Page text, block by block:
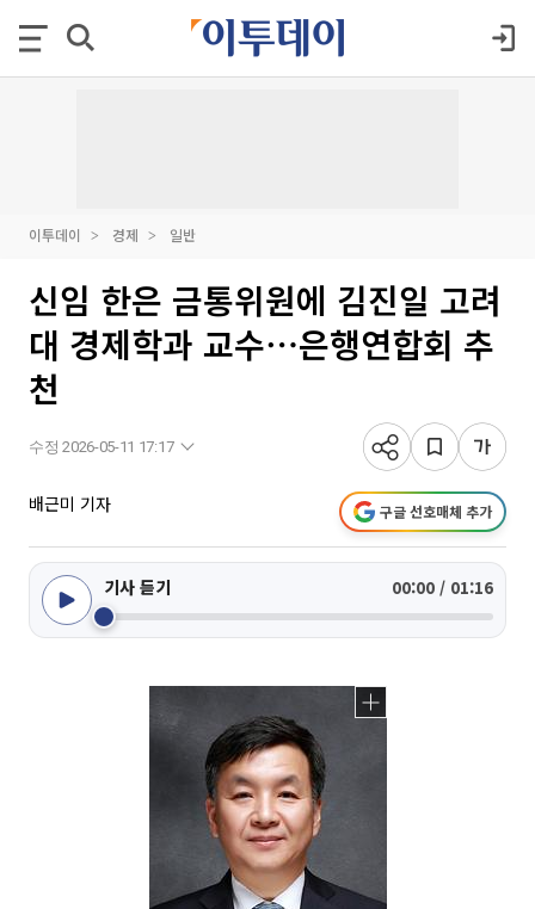
이투데이 경제 일반
신임 한은 금통위원에 김진일 고려
대 경제학과 교수⋯은행연합회 추
천
수정 2026-05-11 17:17
배근미 기자 구글 선호매체 추가
기사 듣기 00:00 / 01:16